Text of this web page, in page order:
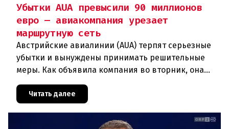
Убытки AUA превысили 90 миллионов
евро — авиакомпания урезает
маршрутную сеть
Австрийские авиалинии (AUA) терпят серьезные
убытки и вынуждены принимать решительные
меры. Как объявила компания во вторник, она
Грац.Причиной столь жесткой экономии
Читать далее